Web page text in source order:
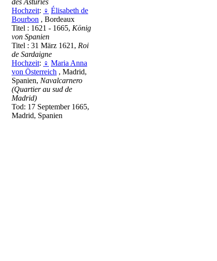
des Asturies
Hochzeit: ♀ Élisabeth de
Bourbon , Bordeaux
Titel : 1621 - 1665, König
von Spanien
Titel : 31 März 1621, Roi
de Sardaigne
Hochzeit: ♀ Maria Anna
von Österreich , Madrid,
Spanien, Navalcarnero
(Quartier au sud de
Madrid)
Tod: 17 September 1665,
Madrid, Spanien